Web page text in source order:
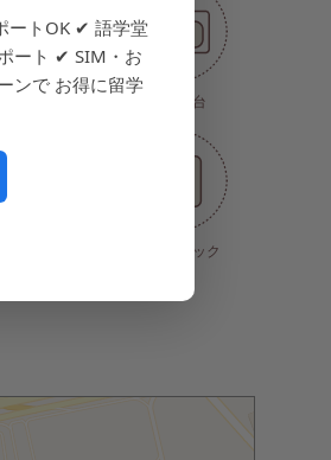
IHコンロ シンク台
オートロック
ートOK ✔ 語学堂
ート ✔ SIM・お
ンで お得に留学